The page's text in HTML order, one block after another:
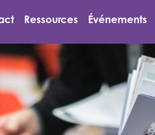
Ressources Événements